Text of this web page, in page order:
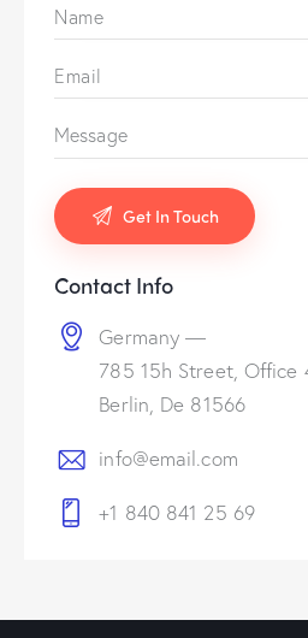
Contact Info
Germany —
785 15h Street, Office
Berlin, De 81566
info@email.com
+1 840 841 25 69